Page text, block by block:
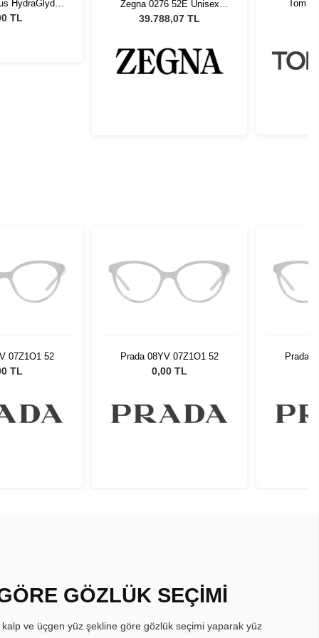
HydraGlyde
2 Kutu
TL
Zegna 0276 52E Unisex
Güneş Gözlüğü
39.788,07 TL
Tom
07Z1O1 52
TL
Prada 08YV 07Z1O1 52
0,00 TL
Prada
GÖZLÜK SEÇİMİ
ve üçgen yüz şekline göre gözlük seçimi yaparak yüz